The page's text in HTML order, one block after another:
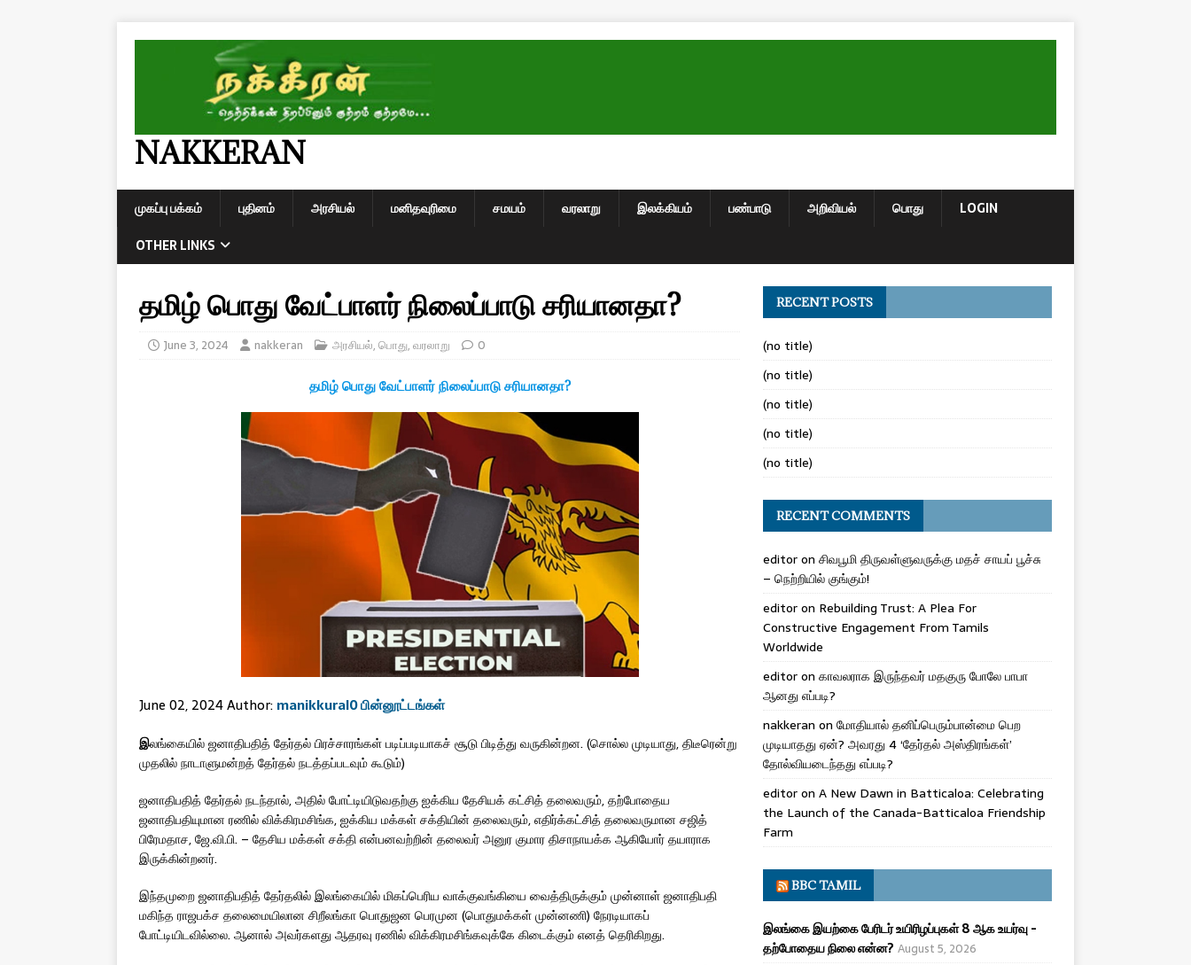
NAKKERAN
முகப்பு பக்கம் புதினம் அரசியல் மனிதவுரிமை சமயம் வரலாறு இலக்கியம் பண்பாடு அறிவியல் பொது
LOGIN
OTHER LINKS
தமிழ் பொது வேட்பாளர் நிலைப்பாடு சரியானதா?
June 3, 2024 nakkeran அரசியல்,பொது,வரலாறு 0
தமிழ் பொது வேட்பாளர் நிலைப்பாடு சரியானதா?
June 02, 2024 Author: manikkural0 பின்னூட்டங்கள்
இலங்கையில் ஜனாதிபதித் தேர்தல் பிரச்சாரங்கள் படிப்படியாகச் சூடு பிடித்து வருகின்றன. (சொல்ல முடியாது, திடீரென்று
முதலில் நாடாளுமன்றத் தேர்தல் நடத்தப்படவும் கூடும்)
ஜனாதிபதித் தேர்தல் நடந்தால், அதில் போட்டியிடுவதற்கு ஐக்கிய தேசியக் கட்சித் தலைவரும், தற்போதைய
ஜனாதிபதியுமான ரணில் விக்கிரமசிங்க, ஐக்கிய மக்கள் சக்தியின் தலைவரும், எதிர்க்கட்சித் தலைவருமான சஜித்
பிரேமதாச, ஜே.வி.பி. – தேசிய மக்கள் சக்தி என்பனவற்றின் தலைவர் அனுர குமார திசாநாயக்க ஆகியோர் தயாராக
இருக்கின்றனர்.
இந்தமுறை ஜனாதிபதித் தேர்தலில் இலங்கையில் மிகப்பெரிய வாக்குவங்கியை வைத்திருக்கும் முன்னாள் ஜனாதிபதி
மகிந்த ராஜபக்ச தலைமையிலான சிறீலங்கா பொதுஜன பெரமுன (பொதுமக்கள் முன்னணி) நேரடியாகப்
போட்டியிடவில்லை. ஆனால் அவர்களது ஆதரவு ரணில் விக்கிரமசிங்கவுக்கே கிடைக்கும் எனத் தெரிகிறது.
RECENT POSTS
(no title)
(no title)
(no title)
(no title)
(no title)
RECENT COMMENTS
editoron சிவபூமி திருவள்ளுவருக்கு மதச் சாயப் பூச்சு
– நெற்றியில் குங்கும்!
editoron Rebuilding Trust: A Plea For
Constructive Engagement From Tamils
Worldwide
editoron காவலராக இருந்தவர் மதகுரு போலே பாபா
ஆனது எப்படி?
nakkeran on மோதியால் தனிப்பெரும்பான்மை பெற
முடியாதது ஏன்? அவரது 4 ‘தேர்தல் அஸ்திரங்கள்’
தோல்வியடைந்தது எப்படி?
editoron A New Dawn in Batticaloa: Celebrating
the Launch of the Canada-Batticaloa Friendship
Farm
BBC TAMIL
இலங்கை இயற்கை பேரிடர் உயிரிழப்புகள் 8 ஆக உயர்வு -
தற்போதைய நிலை என்ன? August 5, 2026